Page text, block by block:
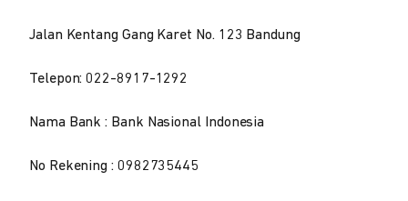
Jalan Kentang Gang Karet No. 123 Bandung
Telepon: 022-8917-1292
Nama Bank : Bank Nasional Indonesia
No Rekening : 0982735445